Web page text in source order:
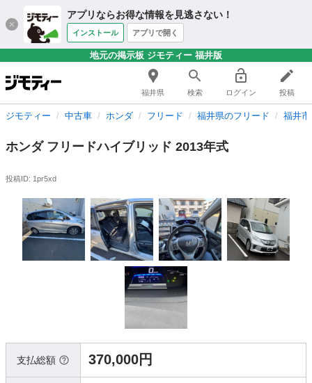
アプリならお得な情報を見逃さない！
インストール アプリで開く
地元の掲示板 ジモティー 福井版
福井県 検索 ログイン 投稿
ジモティー 中古車 ホンダ フリード 福井県のフリード 福井
ホンダ フリードハイブリッド 2013年式
投稿ID: 1pr5xd
支払総額 370,000円